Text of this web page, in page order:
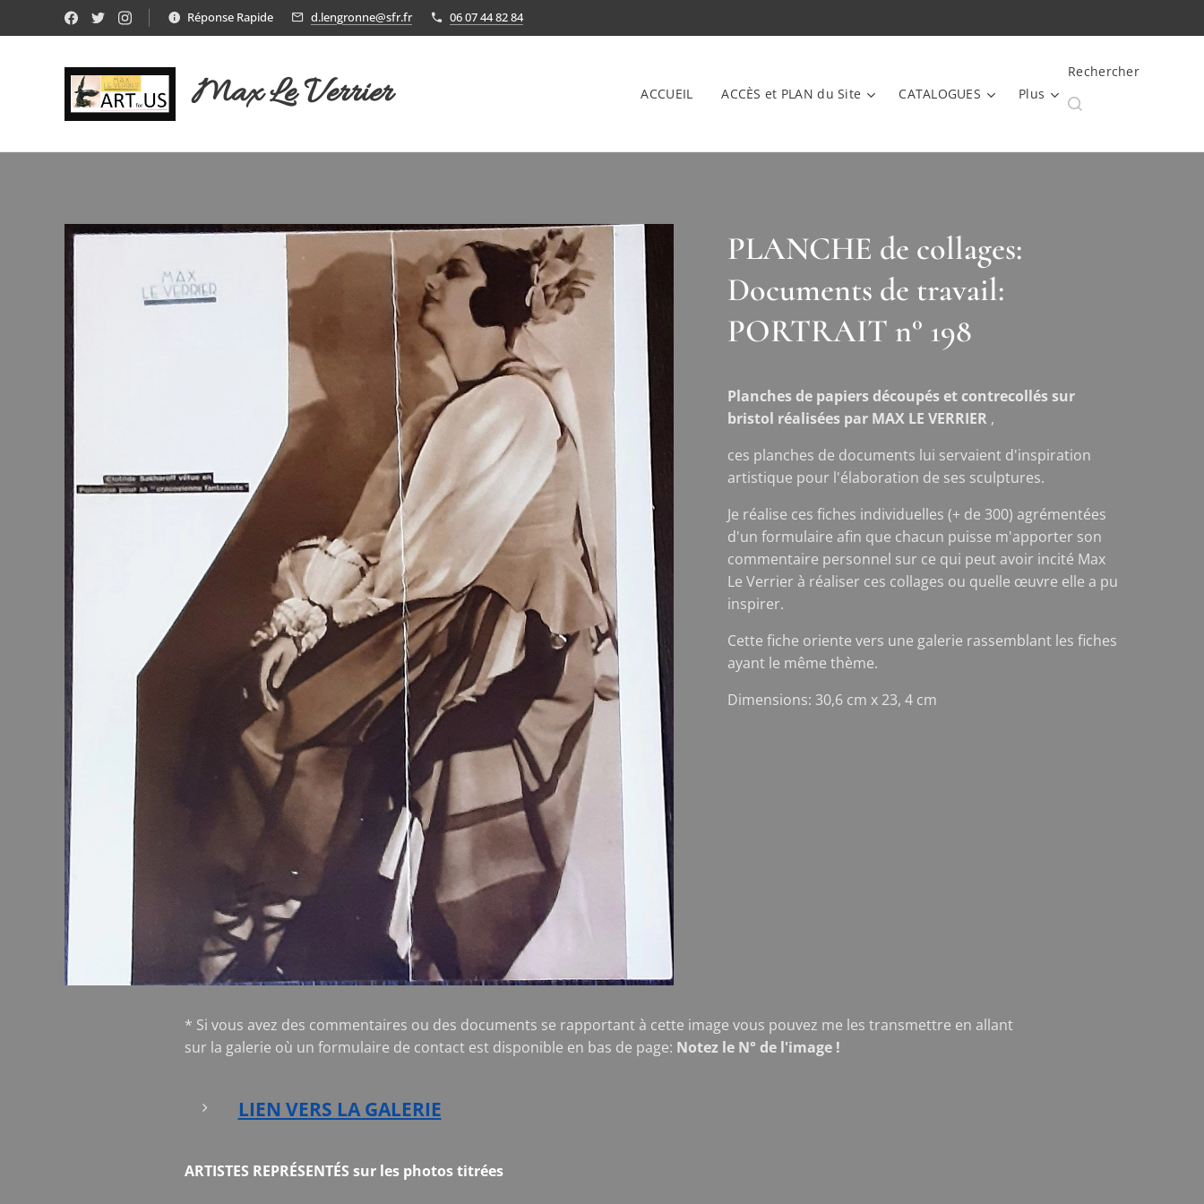
Réponse Rapide d.lengronne@sfr.fr 06 07 44 82 84
Max Le Verrier ACCUEIL ACCÈS et PLAN du Site CATALOGUES Plus
Rechercher
PLANCHE de collages:
Documents de travail:
PORTRAIT n° 198
Planches de papiers découpés et contrecollés sur
bristol réalisées par MAX LE VERRIER ,
ces planches de documents lui servaient d'inspiration
artistique pour l'élaboration de ses sculptures.
Je réalise ces fiches individuelles (+ de 300) agrémentées
d'un formulaire afin que chacun puisse m'apporter son
commentaire personnel sur ce qui peut avoir incité Max
Le Verrier à réaliser ces collages ou quelle œuvre elle a pu
inspirer.
Cette fiche oriente vers une galerie rassemblant les fiches
ayant le même thème.
Dimensions: 30,6 cm x 23, 4 cm
* Si vous avez des commentaires ou des documents se rapportant à cette image vous pouvez me les transmettre en allant
sur la galerie où un formulaire de contact est disponible en bas de page: Notez le N° de l'image !
LIEN VERS LA GALERIE
ARTISTES REPRÉSENTÉS sur les photos titrées